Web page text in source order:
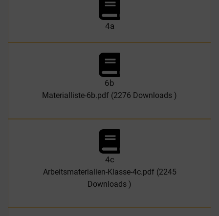
4a
6b
Materialliste-6b.pdf (2276 Downloads )
4c
Arbeitsmaterialien-Klasse-4c.pdf (2245
Downloads )